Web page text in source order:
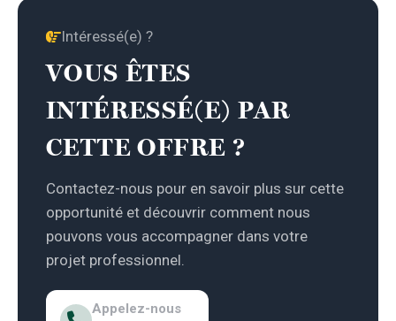
Intéressé(e) ?
VOUS ÊTES
INTÉRESSÉ(E) PAR
CETTE OFFRE ?
Contactez-nous pour en savoir plus sur cette
opportunité et découvrir comment nous
pouvons vous accompagner dans votre
projet professionnel.
Appelez-nous